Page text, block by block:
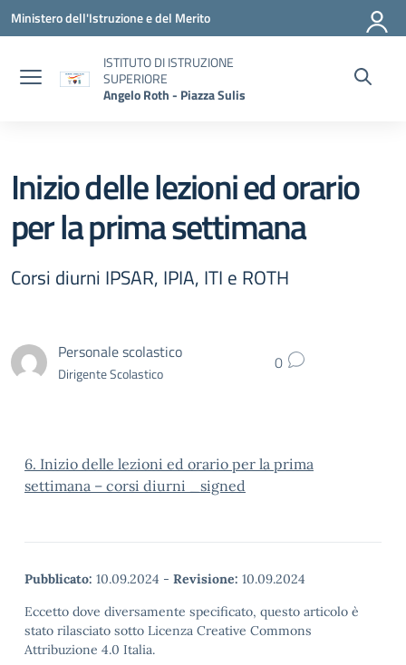
Vai ai contenuti
Vai al menu di navigazione
Vai al footer
Ministero dell'Istruzione e del Merito
ISTITUTO DI ISTRUZIONE
SUPERIORE
Angelo Roth - Piazza Sulis
Inizio delle lezioni ed orario
per la prima settimana
Corsi diurni IPSAR, IPIA, ITI e ROTH
Personale scolastico
Dirigente Scolastico 0
6. Inizio delle lezioni ed orario per la prima
settimana – corsi diurni _signed
Pubblicato: 10.09.2024 - Revisione: 10.09.2024
Eccetto dove diversamente specificato, questo articolo è
stato rilasciato sotto Licenza Creative Commons
Attribuzione 4.0 Italia.